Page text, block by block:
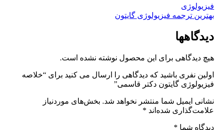
فیزیولوژی
بهترین ترجمه فیزیولوژی گایتون
دیدگاهها
هیچ دیدگاهی برای این محصول نوشته نشده است.
اولین نفری باشید که دیدگاهی را ارسال می کنید برای “خلاصه
فیزیولوژی گایتون دکتر قاسمی”
نشانی ایمیل شما منتشر نخواهد شد. بخش‌های موردنیاز
علامت‌گذاری شده‌اند *
دیدگاه شما *